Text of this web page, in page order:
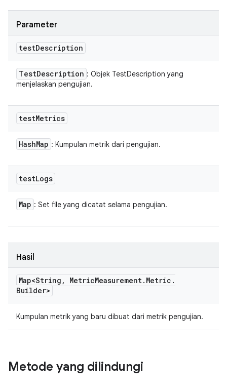
Parameter
testDescription
TestDescription : Objek TestDescription yang
menjelaskan pengujian.
testMetrics
HashMap : Kumpulan metrik dari pengujian.
testLogs
Map : Set file yang dicatat selama pengujian.
Hasil
Map<String , MetricMeasurement. Metric .
Builder>
Kumpulan metrik yang baru dibuat dari metrik pengujian.
Metode yang dilindungi